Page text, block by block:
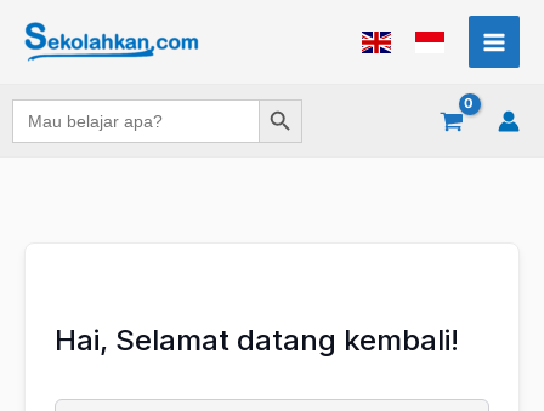
Search
for:
Search Button
Hai, Selamat datang kembali!